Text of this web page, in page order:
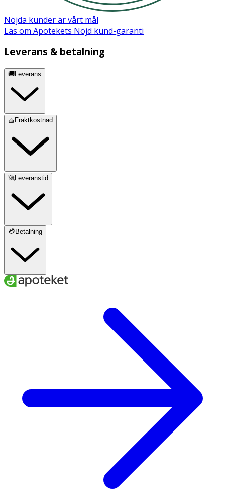
Nöjda kunder är vårt mål
Läs om Apotekets Nöjd kund-garanti
Leverans & betalning
🚚Leverans
🧺Fraktkostnad
🚀Leveranstid
💳Betalning